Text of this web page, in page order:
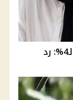
القصة الكاملة لأزمة ريم صاحبة الـ4%: رد